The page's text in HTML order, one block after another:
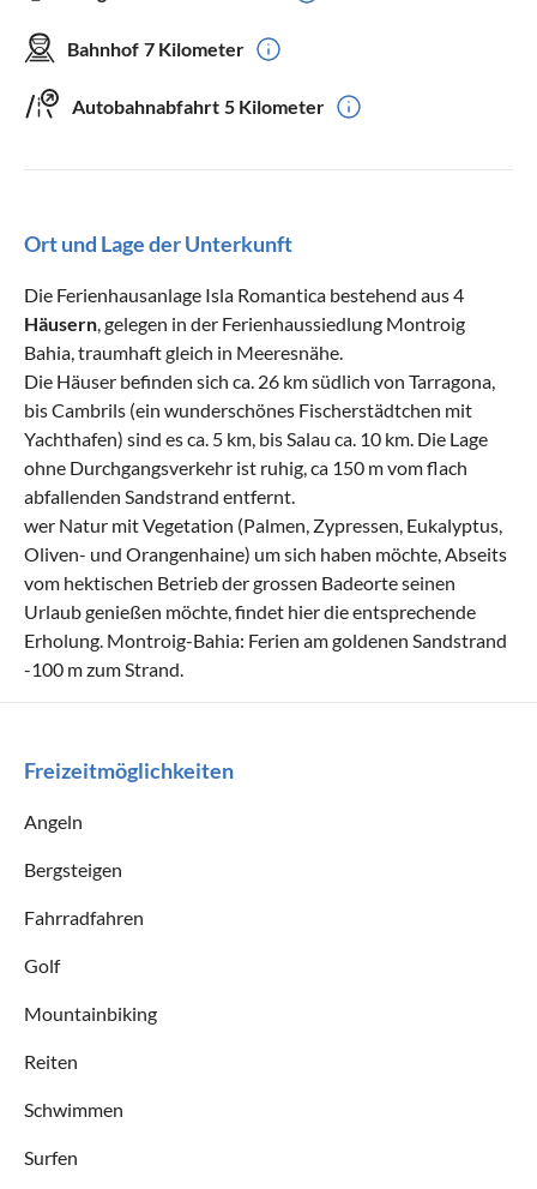
Bahnhof 7 Kilometer
Autobahnabfahrt 5 Kilometer
Ort und Lage der Unterkunft
Die Ferienhausanlage Isla Romantica bestehend aus 4
Häusern , gelegen in der Ferienhaussiedlung Montroig
Bahia, traumhaft gleich in Meeresnähe.
Die Häuser befinden sich ca. 26 km südlich von Tarragona,
bis Cambrils (ein wunderschönes Fischerstädtchen mit
Yachthafen) sind es ca. 5 km, bis Salau ca. 10 km. Die Lage
ohne Durchgangsverkehr ist ruhig, ca 150 m vom flach
abfallenden Sandstrand entfernt.
wer Natur mit Vegetation (Palmen, Zypressen, Eukalyptus,
Oliven- und Orangenhaine) um sich haben möchte, Abseits
vom hektischen Betrieb der grossen Badeorte seinen
Urlaub genießen möchte, findet hier die entsprechende
Erholung. Montroig-Bahia: Ferien am goldenen Sandstrand
-100 m zum Strand.
Freizeitmöglichkeiten
Angeln
Bergsteigen
Fahrradfahren
Golf
Mountainbiking
Reiten
Schwimmen
Surfen